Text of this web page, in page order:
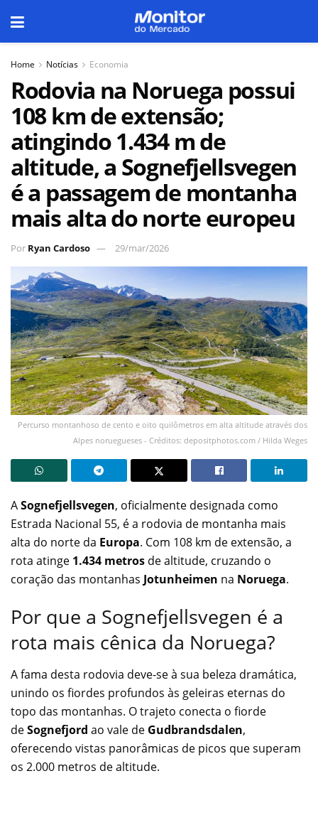
Home Notícias Economia
Rodovia na Noruega possui
108 km de extensão;
atingindo 1.434 m de
altitude, a Sognefjellsvegen
é a passagem de montanha
mais alta do norte europeu
Por Ryan Cardoso 29/mar/2026
Percurso montanhoso de cento e oito quilômetros em alta altitude através dos
Alpes noruegueses - Créditos: depositphotos.com / Hilda Weges
ASognefjellsvegen, oficialmente designada como
Estrada Nacional 55, é a rodovia de montanha mais
alta do norte da Europa. Com 108 km de extensão, a
rota atinge 1.434 metros de altitude, cruzando o
coração das montanhas Jotunheimen na Noruega.
Por que a Sognefjellsvegen é a
rota mais cênica da Noruega?
A fama desta rodovia deve-se à sua beleza dramática,
unindo os fiordes profundos às geleiras eternas do
topo das montanhas. O trajeto conecta o fiorde
deSognefjord ao vale de Gudbrandsdalen,
oferecendo vistas panorâmicas de picos que superam
os 2.000 metros de altitude.